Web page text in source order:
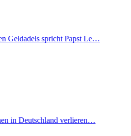
Geldadels spricht Papst Le…
in Deutschland verlieren…